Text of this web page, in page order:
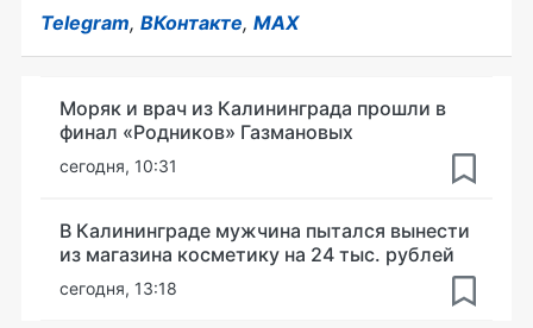
Telegram, ВКонтакте, MAX
Моряк и врач из Калининграда прошли в
финал «Родников» Газмановых
сегодня, 10:31
В Калининграде мужчина пытался вынести
из магазина косметику на 24 тыс. рублей
сегодня, 13:18